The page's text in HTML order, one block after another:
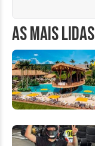
AS MAIS LIDAS